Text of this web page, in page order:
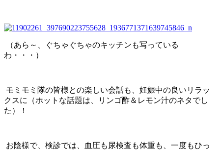
（あら～、ぐちゃぐちゃのキッチンも写っている
わ・・・）
モミモミ隊の皆様との楽しい会話も、妊娠中の良いリラッ
クスに（ホットな話題は、リンゴ酢＆レモン汁のネタでし
た）！
お陰様で、検診では、血圧も尿検査も体重も、一度もひっ